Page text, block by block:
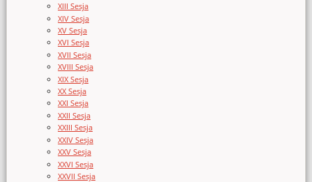
XIII Sesja
XIV Sesja
XV Sesja
XVI Sesja
XVII Sesja
XVIII Sesja
XIX Sesja
XX Sesja
XXI Sesja
XXII Sesja
XXIII Sesja
XXIV Sesja
XXV Sesja
XXVI Sesja
XXVII Sesja